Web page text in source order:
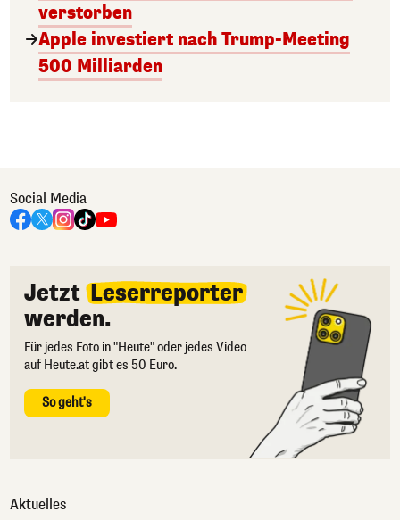
verstorben
Apple investiert nach Trump-Meeting
500 Milliarden
Social Media
Jetzt Leserreporter
werden.
Für jedes Foto in "Heute" oder jedes Video
auf Heute.at gibt es 50 Euro.
So geht's
Aktuelles